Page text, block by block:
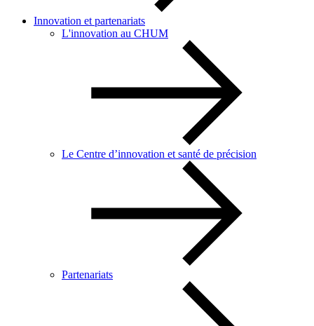
Innovation et partenariats
L'innovation au CHUM
Le Centre d’innovation et santé de précision
Partenariats